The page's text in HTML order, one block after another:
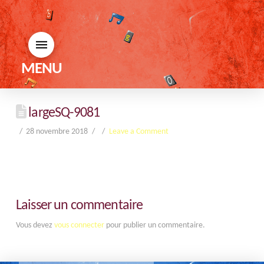
MENU
largeSQ-9081
28 novembre 2018 Leave a Comment
Laisser un commentaire
Vous devez vous connecterpour publier un commentaire.